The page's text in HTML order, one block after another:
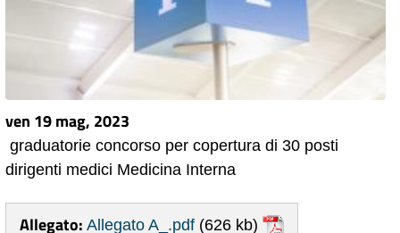
ven 19 mag, 2023
graduatorie concorso per copertura di 30 posti
dirigenti medici Medicina Interna
Allegato: Allegato A_.pdf (626 kb)